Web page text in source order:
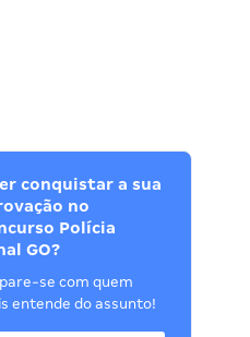
conquistar a sua
no
Polícia
GO?
se com quem
entende do assunto!